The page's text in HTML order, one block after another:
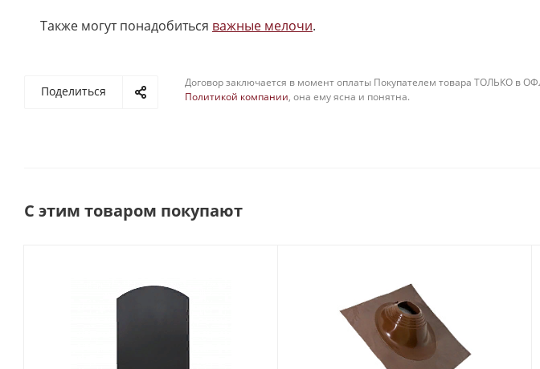
Также могут понадобиться важные мелочи.
Поделиться
Договор заключается в момент оплаты Покупателем товара ТОЛЬКО в
Политикой компании, она ему ясна и понятна.
С этим товаром покупают